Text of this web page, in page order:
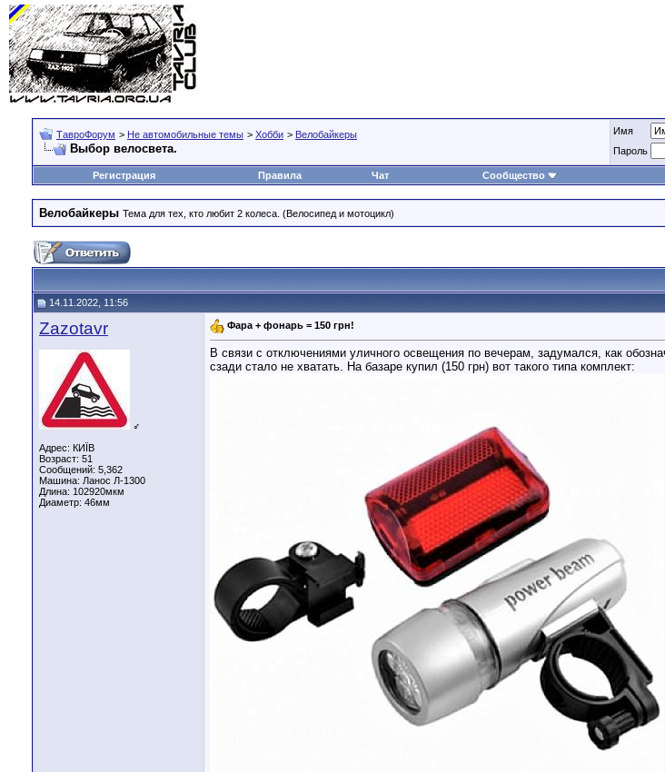
ТавроФорум > Не автомобильные темы > Хобби > Велобайкеры
Выбор велосвета.
Имя
Пароль
Регистрация Правила Чат Сообщество
Велобайкеры Тема для тех, кто любит 2 колеса. (Велосипед и мотоцикл)
14.11.2022, 11:56
Zazotavr
♂
Адрес: КИЇВ
Возраст: 51
Сообщений: 5,362
Машина: Ланос Л-1300
Длина: 102920мкм
Диаметр: 46мм
Фара + фонарь = 150 грн!
В связи с отключениями уличного освещения по вечерам, задумался, как
сзади стало не хватать. На базаре купил (150 грн) вот такого типа комплект: